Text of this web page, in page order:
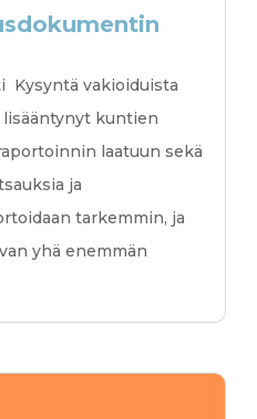
Kysyntä vakioiduista
kuntien
laatuun sekä
ja
tarkemmin, ja
yhä enemmän